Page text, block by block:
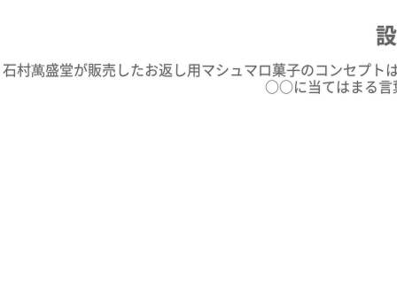
石村萬盛堂が販売したお返し用マシュマロ菓子のコンセプト
○○に当てはまる言